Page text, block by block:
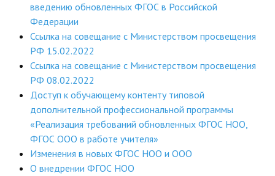
введению обновленных ФГОС в Российской
Федерации
Ссылка на совещание с Министерством просвещения
РФ 15.02.2022
Ссылка на совещание с Министерством просвещения
РФ 08.02.2022
Доступ к обучающему контенту типовой
дополнительной профессиональной программы
«Реализация требований обновленных ФГОС НОО,
ФГОС ООО в работе учителя»
Изменения в новых ФГОС НОО и ООО
О внедрении ФГОС НОО